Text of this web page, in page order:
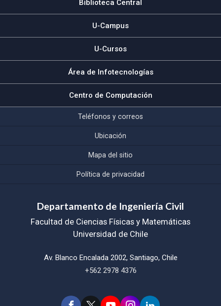
Biblioteca Central
U-Campus
U-Cursos
Área de Infotecnologías
Centro de Computación
Teléfonos y correos
Ubicación
Mapa del sitio
Política de privacidad
Departamento de Ingeniería Civil
Facultad de Ciencias Físicas y Matemáticas
Universidad de Chile
Av. Blanco Encalada 2002, Santiago, Chile
+562 2978 4376